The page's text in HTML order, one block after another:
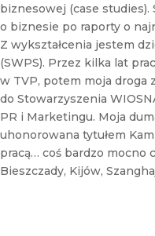
biznesowej (case studies).
o biznesie po raporty o
Z wykształcenia jestem
(SWPS). Przez kilka lat
w TVP, potem moja droga
do Stowarzyszenia
PR i Marketingu. Moja
uhonorowana tytułem
pracą… coś bardzo mocno
Bieszczady, Kijów,